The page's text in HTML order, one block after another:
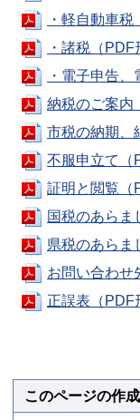
・軽自動車税
・諸税（PDF
・電子申告
納税のご案内
市税の納期、
不服申立て（
証明と閲覧（
国税のあらま
県税のあらま
お問い合わせ
正誤表（PDF
このページの作